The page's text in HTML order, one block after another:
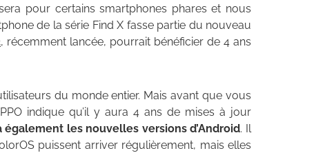
pour certains smartphones phares et nous
de la série Find X fasse partie du nouveau
, récemment lancée, pourrait bénéficier de 4 ans
du monde entier. Mais avant que vous
indique qu’il y aura 4 ans de mises à jour
les nouvelles versions d’Android. Il
puissent arriver régulièrement, mais elles